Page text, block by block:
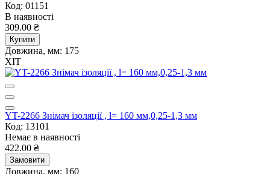
Код: 01151
В наявності
309.00 ₴
Купити
Довжина, мм: 175
ХІТ
YT-2266 Знімач ізоляції , l= 160 мм,0,25-1,3 мм
Код: 13101
Немає в наявності
422.00 ₴
Замовити
Довжина, мм: 160